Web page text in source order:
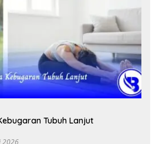
Tubuh Lanjut
2026